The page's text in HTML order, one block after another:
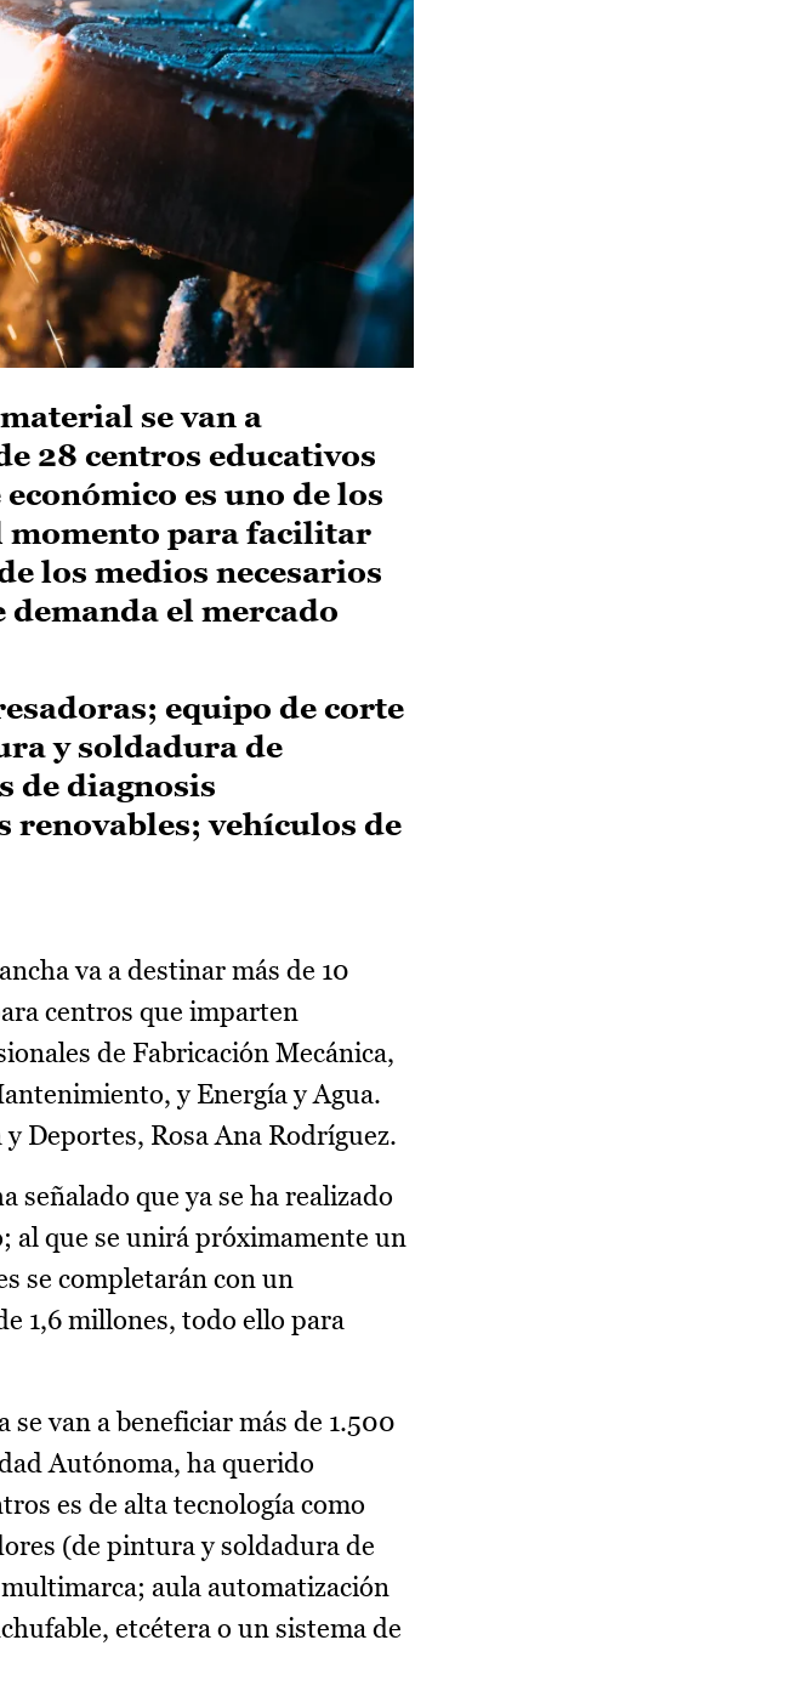
se van a
28 centros educativos
es uno de los
momento para facilitar
los medios necesarios
el mercado
equipo de corte
y soldadura de
de diagnosis
vehículos de
va a destinar más de 10
centros que imparten
de Fabricación Mecánica,
y Energía y Agua.
Deportes, Rosa Ana Rodríguez.
señalado que ya se ha realizado
al que se unirá próximamente un
se completarán con un
1,6 millones, todo ello para
van a beneficiar más de 1.500
Autónoma, ha querido
es de alta tecnología como
(de pintura y soldadura de
aula automatización
etcétera o un sistema de